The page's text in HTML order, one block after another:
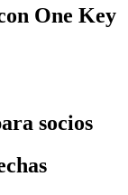
One Key
socios